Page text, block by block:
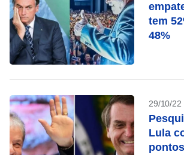
tem
48%
29/10/22
Lula